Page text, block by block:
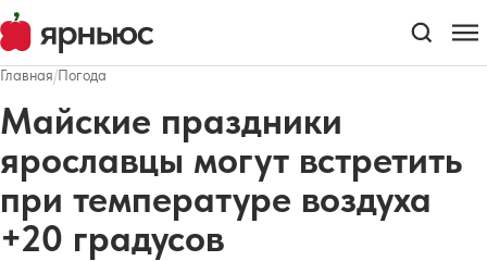
Главная/Погода
Майские праздники
ярославцы могут встретить
при температуре воздуха
+20 градусов